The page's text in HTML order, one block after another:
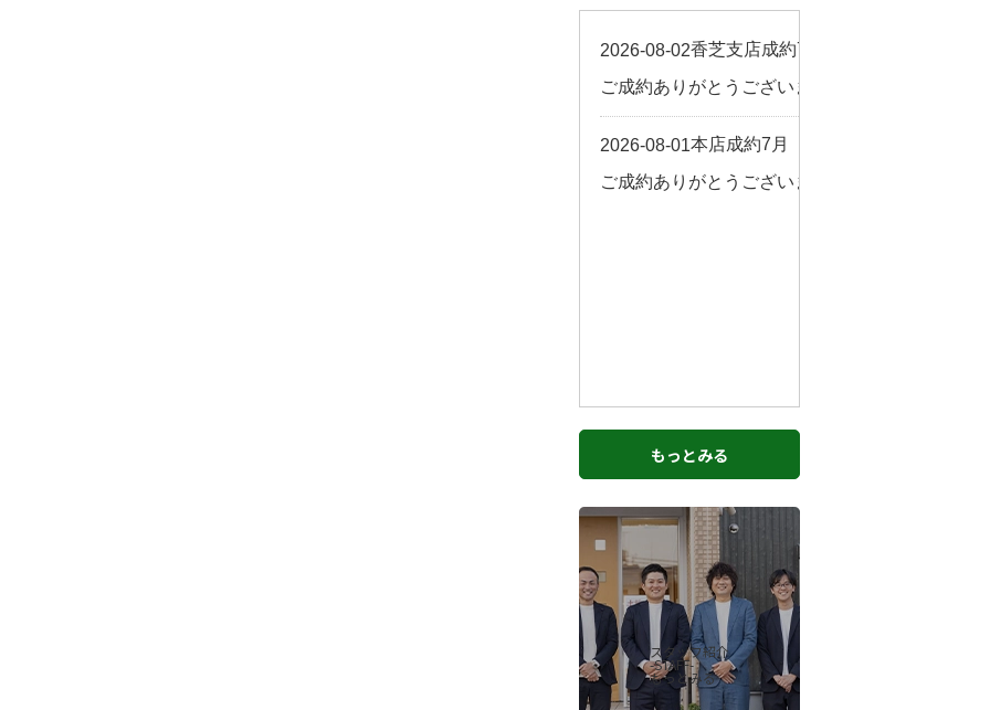
お客様の声
来店予約
よくある質問
サイトマップ
もっとみる
スタッフ紹介
-STAFF-
もっとみる